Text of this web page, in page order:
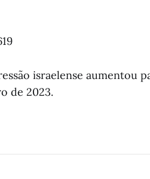
israelense aumentou
de 2023.